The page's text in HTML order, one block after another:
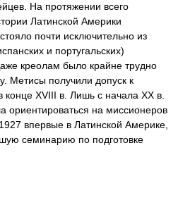
На протяжении всего
Латинской Америки
почти исключительно из
и португальских)
креолам было крайне трудно
Метисы получили допуск к
конце XVIII в. Лишь с начала XX в.
ориентироваться на миссионеров
впервые в Латинской Америке,
семинарию по подготовке